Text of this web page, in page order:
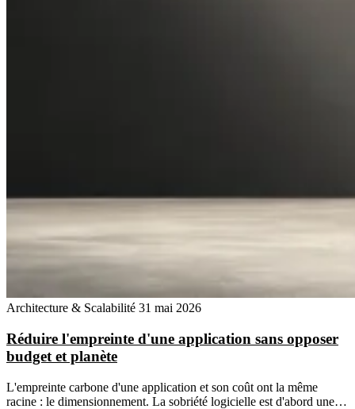
Architecture & Scalabilité 31 mai 2026
Réduire l'empreinte d'une application sans opposer
budget et planète
L'empreinte carbone d'une application et son coût ont la même
racine : le dimensionnement. La sobriété logicielle est d'abord une…